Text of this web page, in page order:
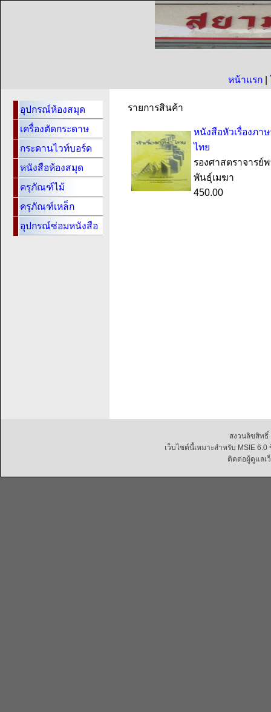
หน้าแรก
อุปกรณ์ห้องสมุด
เครื่องตัดกระดาษ
กระดานไวท์บอร์ด
หนังสือห้องสมุด
ครุภัณฑ์ไม้
ครุภัณฑ์เหล็ก
อุปกรณ์ซ่อมหนังสือ
รายการสินค้า
หนังสือหัวเรื่องภา
ไทย
รองศาสตราจารย์
พันธุ์เมฆา
450.00
สงวนลิขสิท
เว็บไซต์นี้เหมาะสำหรับ MSIE
ติดต่อผู้ดูแลเ